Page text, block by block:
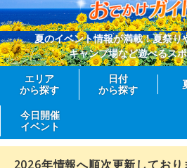
夏のイベント情報が満載！夏祭り
キャンプ場など遊べるス
エリア
から探す
日付
から探す
今日開催
イベント
2026年情報へ順次更新してお